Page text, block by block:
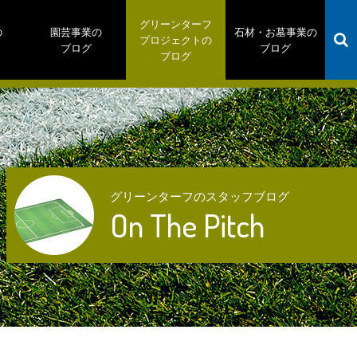
園芸事業の
ブログ
グリーンターフ
プロジェクトの
ブログ
石材・お墓事業の
ブログ
グリーンターフのスタッフブログ
On The Pitch